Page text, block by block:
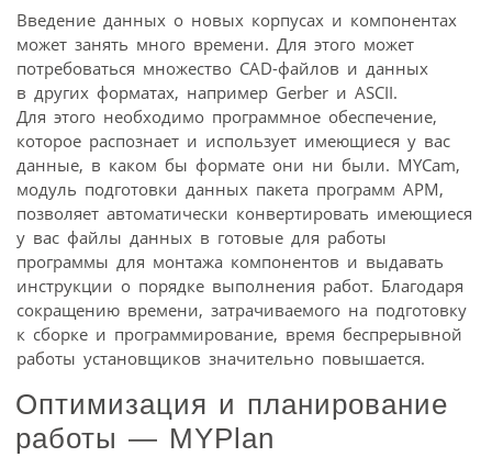
Введение данных о новых корпусах и компонентах
может занять много времени. Для этого может
потребоваться множество CAD-файлов и данных
в других форматах, например Gerber и ASCII.
Для этого необходимо программное обеспечение,
которое распознает и использует имеющиеся у вас
данные, в каком бы формате они ни были. MYCam,
модуль подготовки данных пакета программ АРМ,
позволяет автоматически конвертировать имеющиеся
у вас файлы данных в готовые для работы
программы для монтажа компонентов и выдавать
инструкции о порядке выполнения работ. Благодаря
сокращению времени, затрачиваемого на подготовку
к сборке и программирование, время беспрерывной
работы установщиков значительно повышается.
Оптимизация и планирование
работы — MYPlan